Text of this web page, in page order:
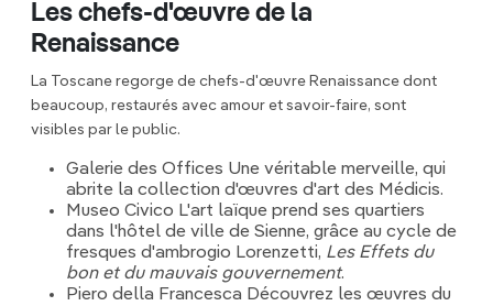
Les chefs-d'œuvre de la
Renaissance
La Toscane regorge de chefs-d'œuvre Renaissance dont
beaucoup, restaurés avec amour et savoir-faire, sont
visibles par le public.
Galerie des Offices Une véritable merveille, qui
abrite la collection d'œuvres d'art des Médicis.
Museo Civico L'art laïque prend ses quartiers
dans l'hôtel de ville de Sienne, grâce au cycle de
fresques d'ambrogio Lorenzetti, Les Effets du
bon et du mauvais gouvernement.
Piero della Francesca Découvrez les œuvres du